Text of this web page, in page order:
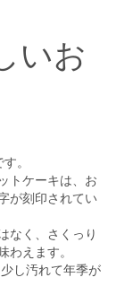
いお
。
トケーキは、お
が刻印されてい
なく、さくっり
わえます。
し汚れて年季が